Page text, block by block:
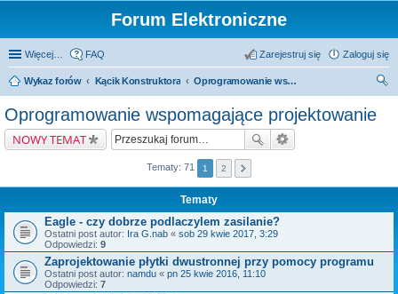
Forum Elektroniczne
Więcej… FAQ Zaloguj się
Zarejestruj się
Wykaz forów Kącik Konstruktora
Oprogramowanie wspomagające projektowanie
Oprogramowanie wspomagające projektowanie
NOWY TEMAT
Tematy: 71 1 2
Tematy
Eagle - czy dobrze podlaczylem zasilanie?
Ostatni post autor: Ira G.nab « sob 29 kwie 2017, 3:29
Odpowiedzi: 9
Zaprojektowanie płytki dwustronnej przy pomocy programu
Ostatni post autor: namdu « pn 25 kwie 2016, 11:10
Odpowiedzi: 7